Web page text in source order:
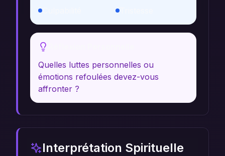
Tristesse
Quelles luttes personnelles ou
émotions refoulées devez-vous
affronter ?
Interprétation Spirituelle